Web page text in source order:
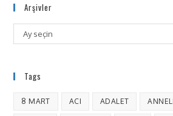
Arşivler
Ay seçin
Tags
8 MART ACI ADALET